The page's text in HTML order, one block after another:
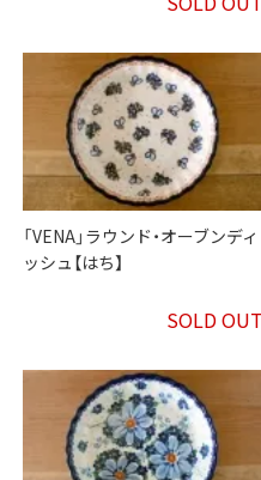
「VENA」ラウンド・オーブンディ
ッシュ【はち】
SOLD OUT